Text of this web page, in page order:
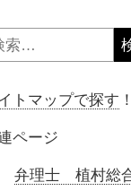
トマップで探す ！
ページ
弁理士 植村総